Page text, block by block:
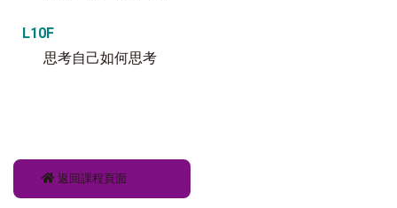
L10F
思考自己如何思考
返回課程頁面